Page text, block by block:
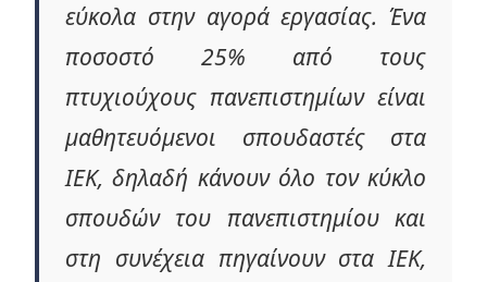
εύκολα στην αγορά εργασίας. Ένα
ποσοστό 25% από τους
πτυχιούχους πανεπιστημίων είναι
μαθητευόμενοι σπουδαστές στα
ΙΕΚ, δηλαδή κάνουν όλο τον κύκλο
σπουδών του πανεπιστημίου και
στη συνέχεια πηγαίνουν στα ΙΕΚ,